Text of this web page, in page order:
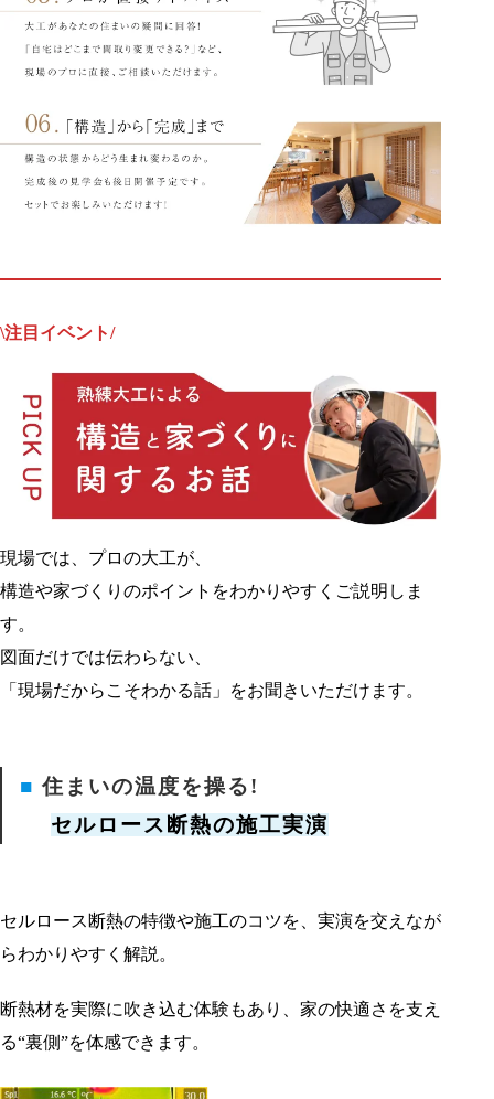
\注目イベント/
現場では、プロの大工が、
構造や家づくりのポイントをわかりやすくご説明しま
す。
図面だけでは伝わらない、
「現場だからこそわかる話」をお聞きいただけます。
■ 住まいの温度を操る!
セルロース断熱の施工実演
セルロース断熱の特徴や施工のコツを、実演を交えなが
らわかりやすく解説。
断熱材を実際に吹き込む体験もあり、家の快適さを支え
る“裏側”を体感できます。